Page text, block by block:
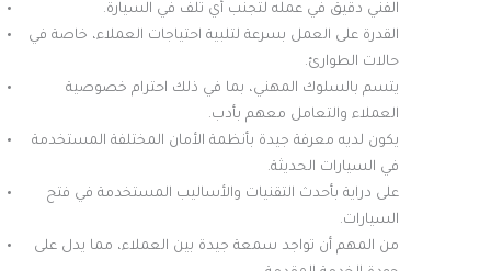
الفني دقيق في عمله لتجنب أي تلف في السيارة.
القدرة على العمل بسرعة لتلبية احتياجات العملاء، خاصة في
حالات الطوارئ.
يتسم بالسلوك المهني، بما في ذلك احترام خصوصية
العملاء والتعامل معهم بأدب.
يكون لديه معرفة جيدة بأنظمة الأمان المختلفة المستخدمة
في السيارات الحديثة.
على دراية بأحدث التقنيات والأساليب المستخدمة في فتح
السيارات.
من المهم أن تواجد سمعة جيدة بين العملاء، مما يدل على